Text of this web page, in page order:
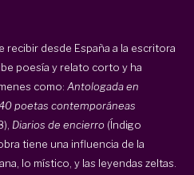
recibir desde España a la escritora
poesía y relato corto y ha
como: Antologada en
poetas contemporáneas
Diarios de encierro (Índigo
tiene una influencia de la
lo místico, y las leyendas zeltas.